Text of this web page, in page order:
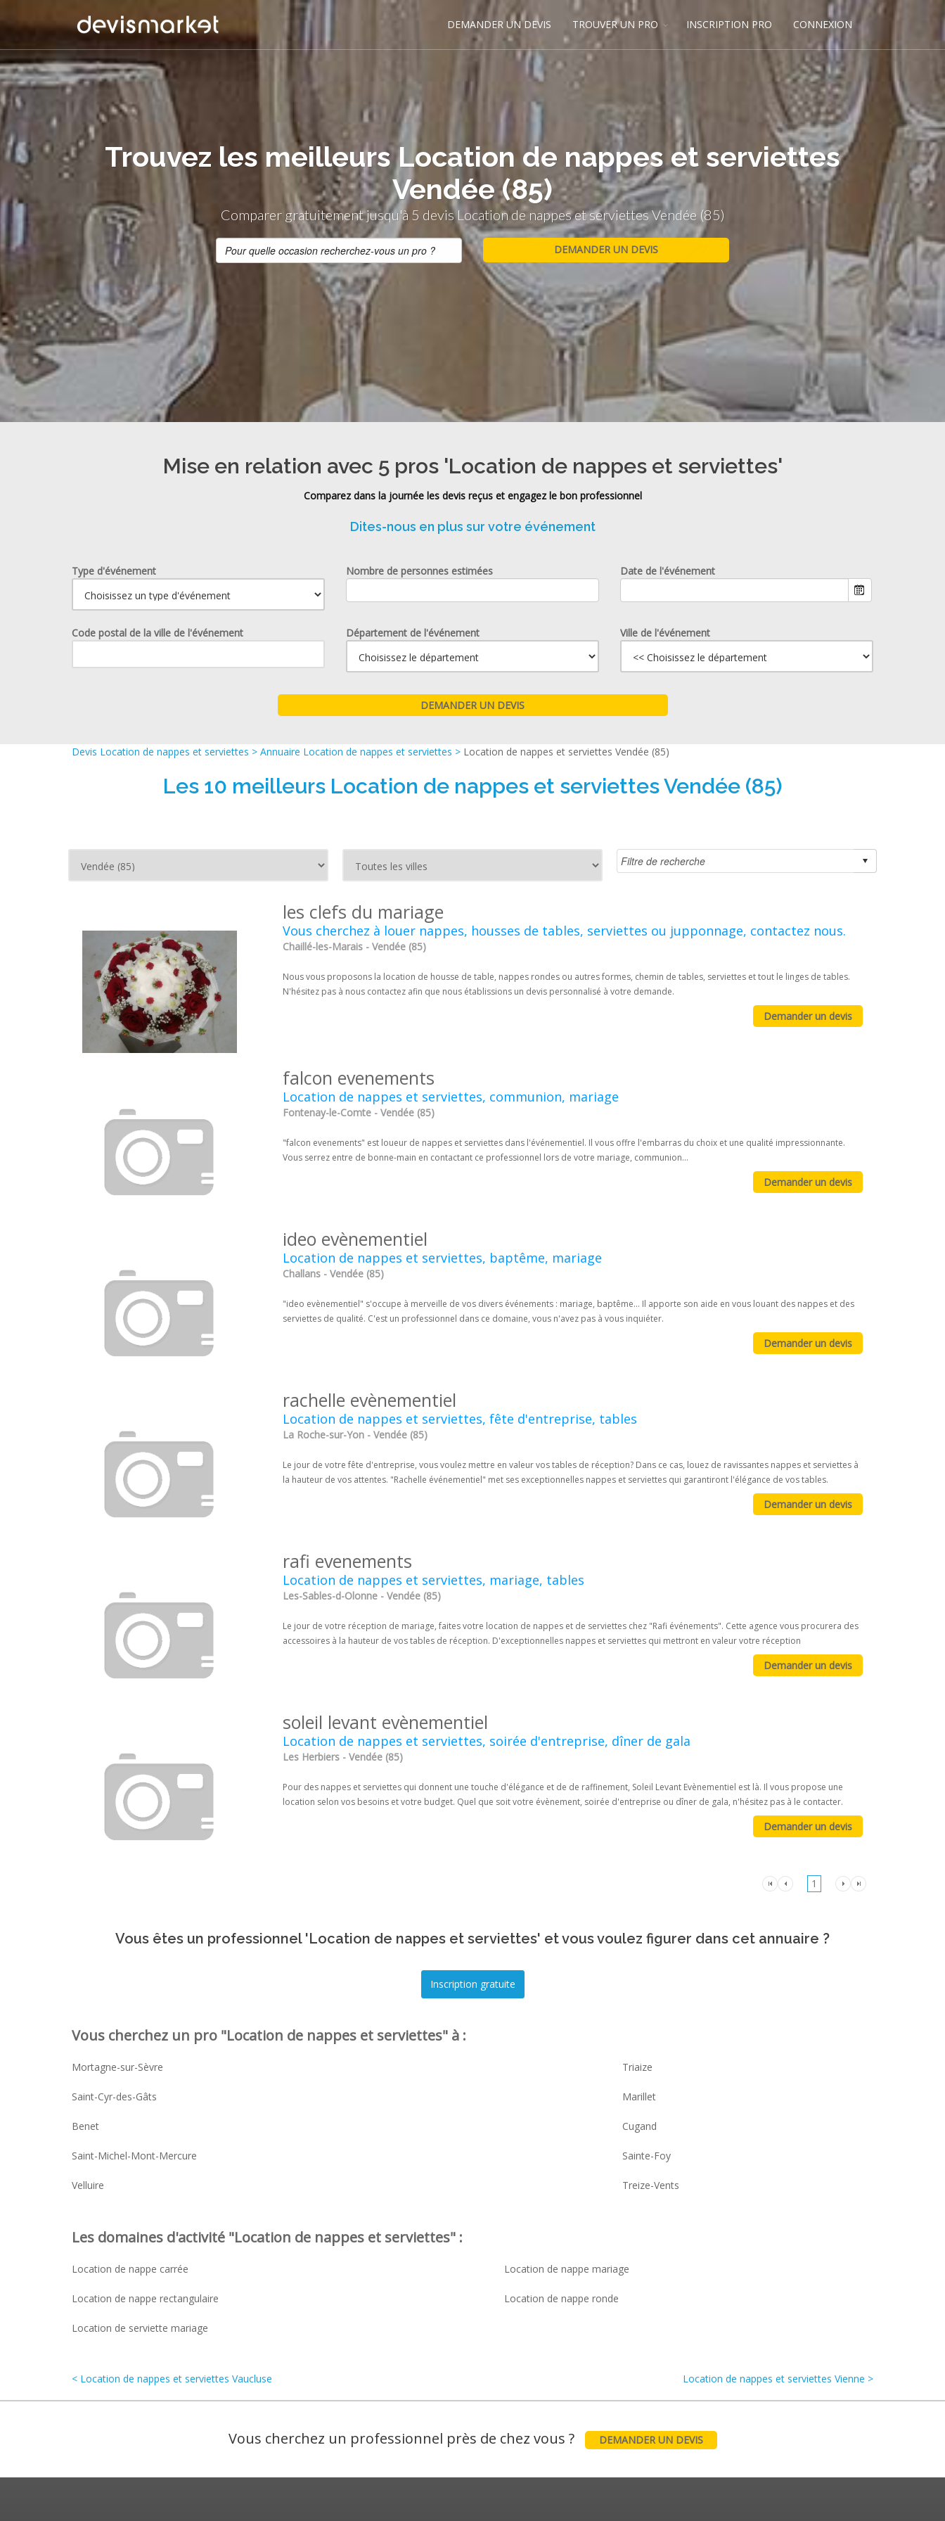
DEMANDER UN DEVIS TROUVER UN PRO INSCRIPTION PRO CONNEXION
Trouvez les meilleurs Location de nappes et serviettes
Vendée (85)
Comparer gratuitement jusqu'à 5 devis Location de nappes et serviettes Vendée (85)
Mise en relation avec 5 pros 'Location de nappes et serviettes'
Comparez dans la journée les devis reçus et engagez le bon professionnel
Dites-nous en plus sur votre événement
Type d'événement Nombre de personnes estimées
Date de l'événement
Code postal de la ville de l'événement Département de l'événement Ville de l'événement
Devis Location de nappes et serviettes > Annuaire Location de nappes et serviettes > Location de nappes et serviettes Vendée (85)
Les 10 meilleurs Location de nappes et serviettes Vendée (85)
les clefs du mariage
Vous cherchez à louer nappes, housses de tables, serviettes ou jupponnage, contactez nous.
Chaillé-les-Marais - Vendée (85)
Nous vous proposons la location de housse de table, nappes rondes ou autres formes, chemin de tables, serviettes et tout le linges de tables.
N'hésitez pas à nous contactez afin que nous établissions un devis personnalisé à votre demande.
falcon evenements
Location de nappes et serviettes, communion, mariage
Fontenay-le-Comte - Vendée (85)
"falcon evenements" est loueur de nappes et serviettes dans l'événementiel. Il vous offre l'embarras du choix et une qualité impressionnante.
Vous serrez entre de bonne-main en contactant ce professionnel lors de votre mariage, communion...
ideo evènementiel
Location de nappes et serviettes, baptême, mariage
Challans - Vendée (85)
"ideo evènementiel" s'occupe à merveille de vos divers événements : mariage, baptême... Il apporte son aide en vous louant des nappes et des
serviettes de qualité. C'est un professionnel dans ce domaine, vous n'avez pas à vous inquiéter.
rachelle evènementiel
Location de nappes et serviettes, fête d'entreprise, tables
La Roche-sur-Yon - Vendée (85)
Le jour de votre fête d'entreprise, vous voulez mettre en valeur vos tables de réception? Dans ce cas, louez de ravissantes nappes et serviettes à
la hauteur de vos attentes. "Rachelle événementiel" met ses exceptionnelles nappes et serviettes qui garantiront l'élégance de vos tables.
rafi evenements
Location de nappes et serviettes, mariage, tables
Les-Sables-d-Olonne - Vendée (85)
Le jour de votre réception de mariage, faites votre location de nappes et de serviettes chez "Rafi événements". Cette agence vous procurera des
accessoires à la hauteur de vos tables de réception. D'exceptionnelles nappes et serviettes qui mettront en valeur votre réception
soleil levant evènementiel
Location de nappes et serviettes, soirée d'entreprise, dîner de gala
Les Herbiers - Vendée (85)
Pour des nappes et serviettes qui donnent une touche d'élégance et de de raffinement, Soleil Levant Evènementiel est là. Il vous propose une
location selon vos besoins et votre budget. Quel que soit votre évènement, soirée d'entreprise ou dîner de gala, n'hésitez pas à le contacter.
1
Vous êtes un professionnel 'Location de nappes et serviettes' et vous voulez figurer dans cet annuaire ?
Vous cherchez un pro "Location de nappes et serviettes" à :
Mortagne-sur-Sèvre Triaize
Saint-Cyr-des-Gâts Marillet
Benet Cugand
Saint-Michel-Mont-Mercure Sainte-Foy
Velluire Treize-Vents
Les domaines d'activité "Location de nappes et serviettes" :
Location de nappe carrée Location de nappe mariage
Location de nappe rectangulaire Location de nappe ronde
Location de serviette mariage
< Location de nappes et serviettes Vaucluse Location de nappes et serviettes Vienne >
Vous cherchez un professionnel près de chez vous ? DEMANDER UN DEVIS